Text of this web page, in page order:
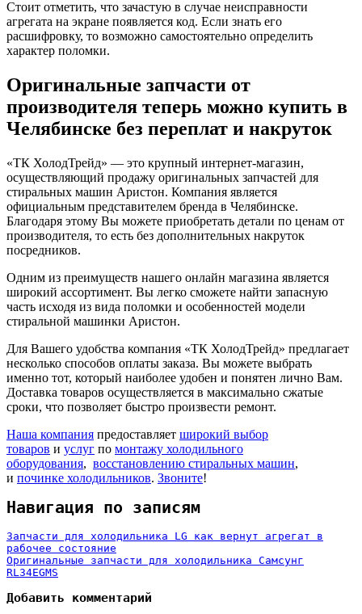
Стоит отметить, что зачастую в случае неисправности
агрегата на экране появляется код. Если знать его
расшифровку, то возможно самостоятельно определить
характер поломки.
Оригинальные запчасти от
производителя теперь можно купить в
Челябинске без переплат и накруток
«ТК ХолодТрейд» — это крупный интернет-магазин,
осуществляющий продажу оригинальных запчастей для
стиральных машин Аристон. Компания является
официальным представителем бренда в Челябинске.
Благодаря этому Вы можете приобретать детали по ценам от
производителя, то есть без дополнительных накруток
посредников.
Одним из преимуществ нашего онлайн магазина является
широкий ассортимент. Вы легко сможете найти запасную
часть исходя из вида поломки и особенностей модели
стиральной машинки Аристон.
Для Вашего удобства компания «ТК ХолодТрейд» предлагает
несколько способов оплаты заказа. Вы можете выбрать
именно тот, который наиболее удобен и понятен лично Вам.
Доставка товаров осуществляется в максимально сжатые
сроки, что позволяет быстро произвести ремонт.
Наша компания предоставляет широкий выбор
товаров и услуг по монтажу холодильного
оборудования, восстановлению стиральных машин,
и починке холодильников. Звоните!
Навигация по записям
Запчасти для холодильника LG как вернут агрегат в
рабочее состояние
Оригинальные запчасти для холодильника Самсунг
RL34EGMS
Добавить комментарий